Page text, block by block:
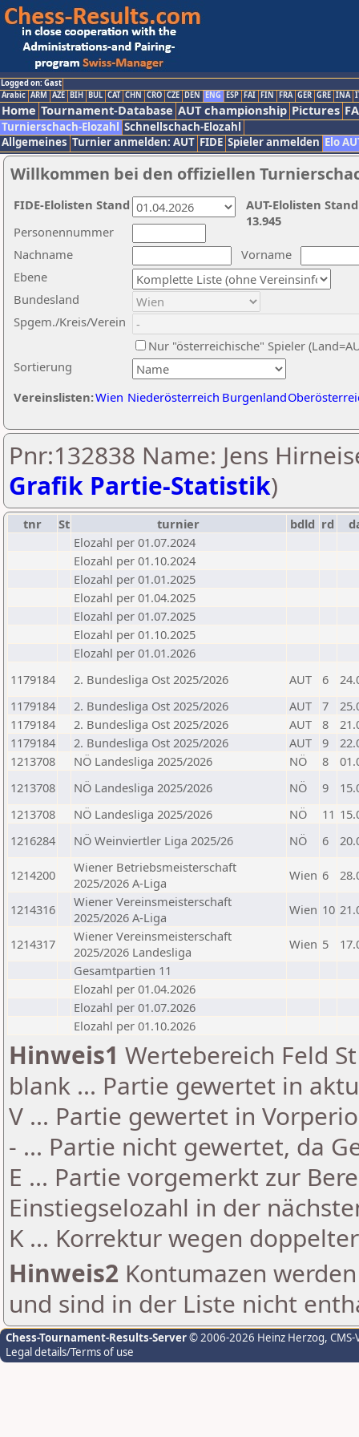
Logged on: Gast
Arabic ARM AZE BIH BUL CAT CHN CRO CZE DEN ENG ESP FAI FIN FRA GER GRE INA
Home Tournament-Database AUT championship Pictures
Turnierschach-Elozahl Schnellschach-Elozahl
Allgemeines Turnier anmelden: AUT FIDE Spieler anmelden Elo
Willkommen bei den offiziellen
Nachname
Vorname
Ebene
Sortierung
Personennummer
Bundesland
Spgem./Kreis/Verein
Nur "österreichische" Spieler
Vereinslisten:Wien Niederösterreich Burgenland
AUT-Elolisten
13.945
FIDE-Elolisten Stand
Pnr:132838 Name: Jens
Grafik Partie-Statistik)
tnr St turnier bdld rd
Elozahl per 01.07.2024
Elozahl per 01.10.2024
Elozahl per 01.01.2025
Elozahl per 01.04.2025
Elozahl per 01.07.2025
Elozahl per 01.10.2025
Elozahl per 01.01.2026
1179184
2. Bundesliga Ost 2025/2026 AUT 6
1179184
2. Bundesliga Ost 2025/2026 AUT 7
1179184
2. Bundesliga Ost 2025/2026 AUT 8
1179184
2. Bundesliga Ost 2025/2026 AUT 9
1213708
NÖ Landesliga 2025/2026 NÖ 8
1213708
NÖ Landesliga 2025/2026 NÖ 9
1213708
NÖ Landesliga 2025/2026 NÖ 11
1216284
NÖ Weinviertler Liga 2025/26 NÖ 6
1214200
Wiener Betriebsmeisterschaft
2025/2026 A-Liga
Wien 6
1214316
Wiener Vereinsmeisterschaft
2025/2026 A-Liga
Wien 10
1214317
Wiener Vereinsmeisterschaft
2025/2026 Landesliga
Wien 5
Gesamtpartien 11
Elozahl per 01.04.2026
Elozahl per 01.07.2026
Elozahl per 01.10.2026
Hinweis1 Wertebereich Feld
blank ... Partie gewertet in
V ... Partie gewertet in
- ... Partie nicht gewertet, da
E ... Partie vorgemerkt zur
Einstiegselozahl in der
K ... Korrektur wegen
Hinweis2 Kontumazen
und sind in der Liste nicht
Chess-Tournament-Results-Server© 2006-2026 Heinz Herzog,
Legal details/Terms of use